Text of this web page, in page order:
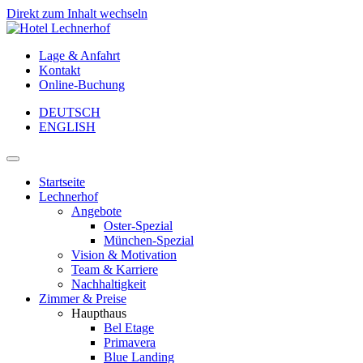
Direkt zum Inhalt wechseln
Lage & Anfahrt
Kontakt
Online-Buchung
DEUTSCH
ENGLISH
Hauptnavigation
Startseite
Lechnerhof
Angebote
Oster-Spezial
München-Spezial
Vision & Motivation
Team & Karriere
Nachhaltigkeit
Zimmer & Preise
Haupthaus
Bel Etage
Primavera
Blue Landing